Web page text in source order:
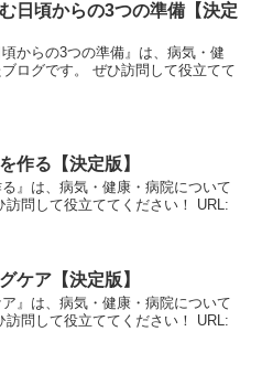
日頃からの3つの準備【決定
からの3つの準備』は、病気・健
ログです。 ぜひ訪問して役立てて
作る【決定版】
』は、病気・健康・病院について
訪問して役立ててください！ URL:
ケア【決定版】
』は、病気・健康・病院について
訪問して役立ててください！ URL: